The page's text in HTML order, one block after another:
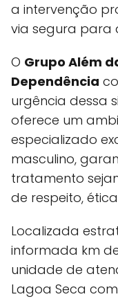
a intervenção
via segura para
O Grupo Além
Dependência
urgência dessa
oferece um
especializado
masculino,
tratamento
de respeito,
Localizada
informada km
unidade de
Lagoa Seca